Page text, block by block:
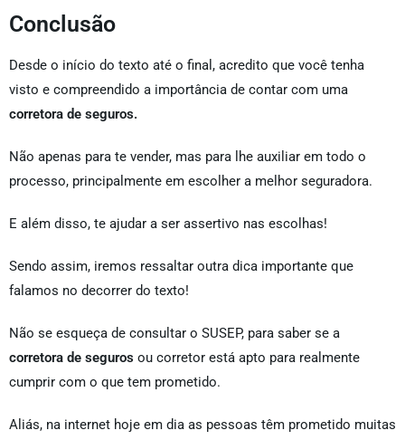
Conclusão
Desde o início do texto até o final, acredito que você tenha
visto e compreendido a importância de contar com uma
corretora de seguros.
Não apenas para te vender, mas para lhe auxiliar em todo o
processo, principalmente em escolher a melhor seguradora.
E além disso, te ajudar a ser assertivo nas escolhas!
Sendo assim, iremos ressaltar outra dica importante que
falamos no decorrer do texto!
Não se esqueça de consultar o SUSEP, para saber se a
corretora de seguros ou corretor está apto para realmente
cumprir com o que tem prometido.
Aliás, na internet hoje em dia as pessoas têm prometido muitas